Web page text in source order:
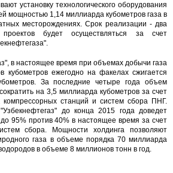
установку технологического оборудования
мощностью 1,14 миллиарда кубометров газа в
месторождениях. Срок реализации - два
будет осуществляться за счет
в настоящее время при объемах добычи газа
кубометров ежегодно на факелах сжигается
За последние четыре года объем
на 3,5 миллиарда кубометров за счет
компрессорных станций и систем сбора ПНГ.
до конца 2015 года доведет
95% против 40% в настоящее время за счет
сбора. Мощности холдинга позволяют
газа в объеме порядка 70 миллиарда
в объеме 8 миллионов тонн в год.